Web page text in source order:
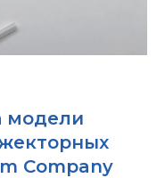
модели
Company